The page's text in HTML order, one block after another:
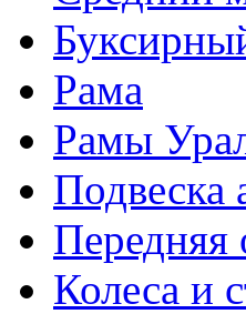
Рама
Рамы
Подвеска
Передняя
Колеса и